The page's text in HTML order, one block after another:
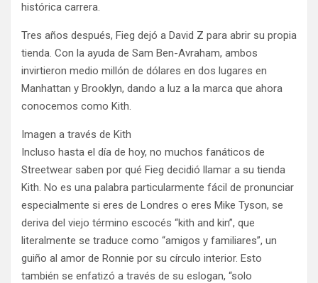
histórica carrera.
Tres años después, Fieg dejó a David Z para abrir su propia
tienda. Con la ayuda de Sam Ben-Avraham, ambos
invirtieron medio millón de dólares en dos lugares en
Manhattan y Brooklyn, dando a luz a la marca que ahora
conocemos como Kith.
Imagen a través de Kith
Incluso hasta el día de hoy, no muchos fanáticos de
Streetwear saben por qué Fieg decidió llamar a su tienda
Kith. No es una palabra particularmente fácil de pronunciar
especialmente si eres de Londres o eres Mike Tyson, se
deriva del viejo término escocés “kith and kin”, que
literalmente se traduce como “amigos y familiares”, un
guiño al amor de Ronnie por su círculo interior. Esto
también se enfatizó a través de su eslogan, “solo